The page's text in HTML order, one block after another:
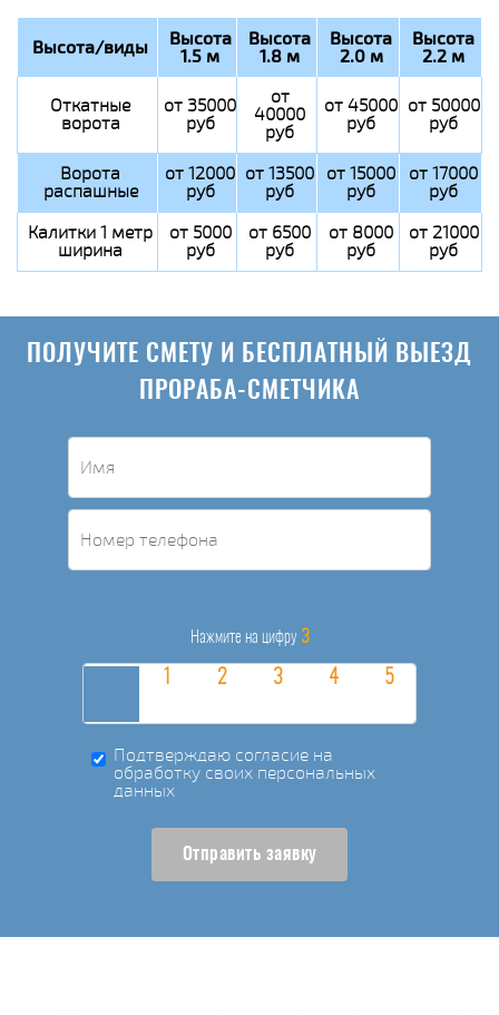
Высота/виды Высота
1.5 м
Высота
1.8 м
Высота
2.0 м
Высота
2.2 м
Откатные
ворота
от 35000
руб
от
40000
руб
от 45000
руб
от 50000
руб
Ворота
распашные
от 12000
руб
от 13500
руб
от 15000
руб
от 17000
руб
Калитки 1 метр
ширина
от 5000
руб
от 6500
руб
от 8000
руб
от 21000
руб
ПОЛУЧИТЕ СМЕТУ И БЕСПЛАТНЫЙ ВЫЕЗД
ПРОРАБА-СМЕТЧИКА
Нажмите на цифру 3
Подтверждаю согласие на
обработку своих персональных
данных
Отправить заявку